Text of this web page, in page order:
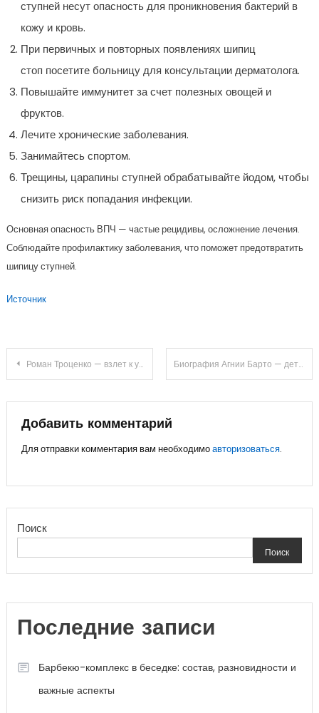
ступней несут опасность для проникновения бактерий в
кожу и кровь.
При первичных и повторных появлениях шипиц
стоп посетите больницу для консультации дерматолога.
Повышайте иммунитет за счет полезных овощей и
фруктов.
Лечите хронические заболевания.
Занимайтесь спортом.
Трещины, царапины ступней обрабатывайте йодом, чтобы
снизить риск попадания инфекции.
Основная опасность ВПЧ — частые рецидивы, осложнение лечения.
Соблюдайте профилактику заболевания, что поможет предотвратить
шипицу ступней.
Источник
Навигация
по
записям
Роман Троценко — взлет к успеху и счастливая семейная жизнь Биография Агнии Барто — детство, творчество, достижения
Добавить комментарий
Для отправки комментария вам необходимоавторизоваться.
Поиск
Поиск
Последние записи
Барбекю-комплекс в беседке: состав, разновидности и
важные аспекты